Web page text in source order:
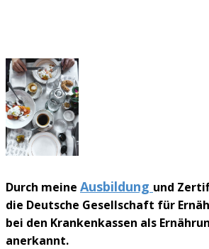
Durch meine Ausbildung und
die Deutsche Gesellschaft für
bei den Krankenkassen als
anerkannt.